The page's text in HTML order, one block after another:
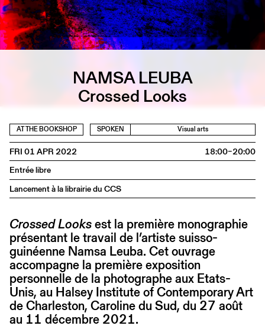
NAMSA LEUBA
Crossed Looks
AT THE BOOKSHOP SPOKEN Visual arts
FRI 01 APR 2022
18:00–20:00
Entrée libre
Lancement à la librairie du CCS
Crossed Looksest la première monographie
présentant le travail de l’artiste suisso-
guinéenne Namsa Leuba. Cet ouvrage
accompagne la première exposition
personnelle de la photographe aux Etats-
Unis, au Halsey Institute of Contemporary Art
de Charleston, Caroline du Sud, du 27 août
au 11 décembre 2021.